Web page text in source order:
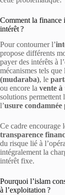
Comment la finance
intérêt ?
Pour contourner l’
propose différents
payer des intérêts à
mécanismes tels que
(mudaraba), le
ou encore la vente
solutions permettent
l’usure condamnée
Ce cadre encourage
transparence
du risque lié à
intégralement la
intérêt fixe.
Pourquoi l’islam
à l’exploitation ?